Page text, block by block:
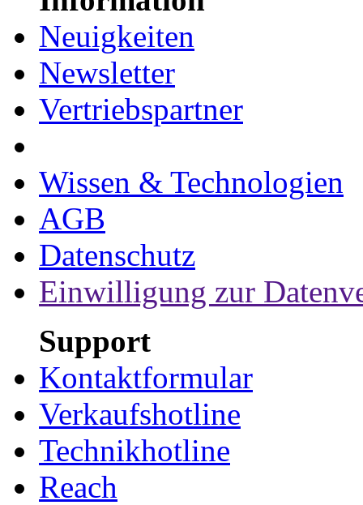
Neuigkeiten
Newsletter
Vertriebspartner
Wissen & Technologien
AGB
Datenschutz
Einwilligung zur
Support
Kontaktformular
Verkaufshotline
Technikhotline
Reach